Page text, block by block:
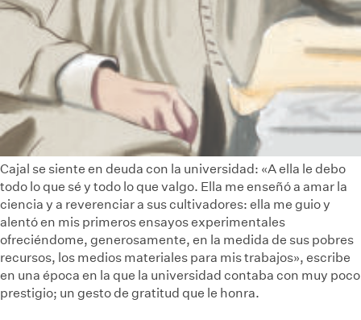
Cajal se siente en deuda con la universidad: «A ella le debo
todo lo que sé y todo lo que valgo. Ella me enseñó a amar la
ciencia y a reverenciar a sus cultivadores: ella me guio y
alentó en mis primeros ensayos experimentales
ofreciéndome, generosamente, en la medida de sus pobres
recursos, los medios materiales para mis trabajos», escribe
en una época en la que la universidad contaba con muy poco
prestigio; un gesto de gratitud que le honra.